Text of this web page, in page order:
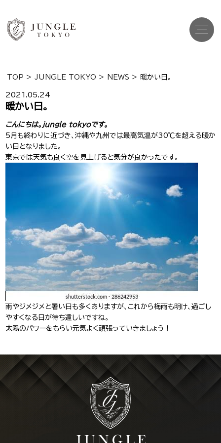
Gravure グラビア
Recruit Cast
Recruit Staff
J-Tokyo
Entertainment
プロダクション事業
TOP > JUNGLE TOKYO > NEWS > 暖かい日。
2021.05.24
暖かい日。
こんにちは。jungle tokyoです。
5月も終わりに近づき、沖縄や九州では最高気温が30℃を超える暖か
い日となりました。
東京では天気も良く空を見上げると気分が良かったです。
雨やジメジメと暑い日も多くありますが、これから梅雨も明け、過ごし
やすくなる日が待ち遠しいですね。
太陽のパワーをもらい元気よく頑張っていきましょう！